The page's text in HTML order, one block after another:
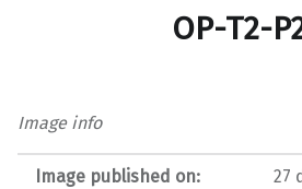
OP-T2-
Image info
Image published on: 27